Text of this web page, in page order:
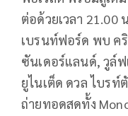
ต่อด้วยเวลา 21.00
เบรนท์ฟอร์ด พบ ค
ซันเดอร์แลนด์, วูล์
ยูไนเต็ด ดวล ไบร
ถ่ายทอดสดทั้ง